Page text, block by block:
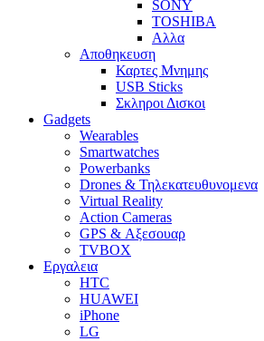
SONY
TOSHIBA
Αλλα
Αποθηκευση
Καρτες Μνημης
USB Sticks
Σκληροι Δισκοι
Gadgets
Wearables
Smartwatches
Powerbanks
Drones & Τηλεκατευθυνομενα
Virtual Reality
Action Cameras
GPS & Αξεσουαρ
TVBOX
Εργαλεια
HTC
HUAWEI
iPhone
LG